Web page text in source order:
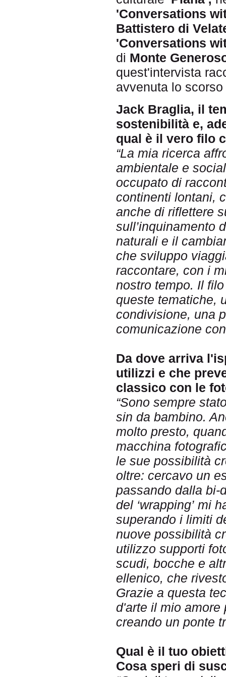
'Conversations
Battistero di
'Conversations
di Monte
quest'intervista
avvenuta lo scorso
Jack Braglia, il
sostenibilità e,
qual è il vero filo
“La mia ricerca
ambientale e
occupato di
continenti lontani,
anche di riflettere
sull’inquinamento
naturali e il
che sviluppo
raccontare, con i
nostro tempo. Il
queste tematiche,
condivisione, una
comunicazione
Da dove arriva
utilizzi e che
classico con le
“Sono sempre
sin da bambino.
molto presto,
macchina
le sue possibilità
oltre: cercavo un
passando dalla bi-
del ‘wrapping’ mi
superando i limiti
nuove possibilità
utilizzo supporti
scudi, bocche e
ellenico, che
Grazie a questa
d'arte il mio amore
creando un ponte
Qual è il tuo
Cosa speri di